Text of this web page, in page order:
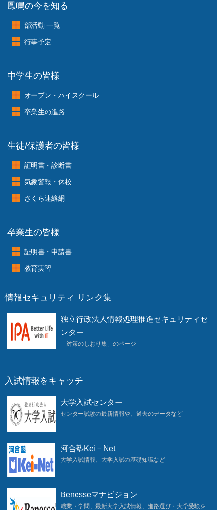
鳳鳴の今を知る
部活動 一覧
行事予定
中学生の皆様
オープン・ハイスクール
卒業生の進路
生徒/保護者の皆様
証明書・診断書
気象警報・休校
さくら連絡網
卒業生の皆様
証明書・申請書
教育実習
情報セキュリティ リンク集
独立行政法人情報処理推進セキュリティセ
ンター
「対策のしおり集」のページ
入試情報をキャッチ
大学入試センター
センター試験の最新情報や、過去のデータなど
河合塾Kei－Net
大学入試情報、大学入試の基礎知識など
Benesseマナビジョン
職業・学問、最新大学入試情報、進路選び・大学受験を